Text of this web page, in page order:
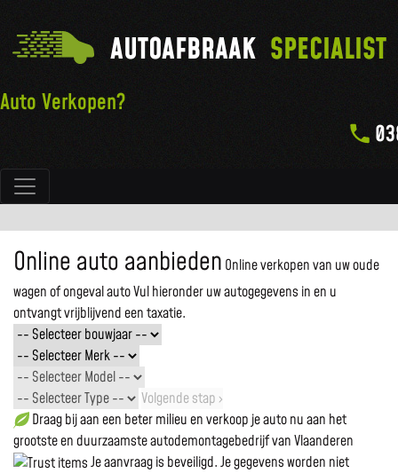
Hoofdnavigatie
AUTOAFBRAAK SPECIALIST
Auto Verkopen?
Online auto aanbieden Online verkopen van uw oude
wagen of ongeval autoVul hieronder uw autogegevens in en u
ontvangt vrijblijvend een taxatie.
Volgende stap ›
Draag bij aan een beter milieu en verkoop je auto nu aan het
grootste en duurzaamste autodemontagebedrijf van Vlaanderen
Je aanvraag is beveiligd. Je gegevens worden niet